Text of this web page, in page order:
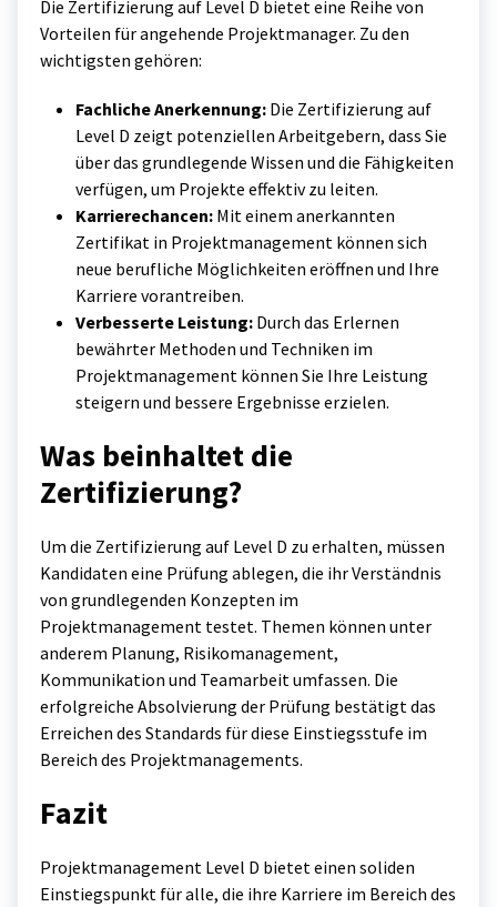
Die Zertifizierung auf Level D bietet eine Reihe von
Vorteilen für angehende Projektmanager. Zu den
wichtigsten gehören:
Fachliche Anerkennung: Die Zertifizierung auf
Level D zeigt potenziellen Arbeitgebern, dass Sie
über das grundlegende Wissen und die Fähigkeiten
verfügen, um Projekte effektiv zu leiten.
Karrierechancen: Mit einem anerkannten
Zertifikat in Projektmanagement können sich
neue berufliche Möglichkeiten eröffnen und Ihre
Karriere vorantreiben.
Verbesserte Leistung: Durch das Erlernen
bewährter Methoden und Techniken im
Projektmanagement können Sie Ihre Leistung
steigern und bessere Ergebnisse erzielen.
Was beinhaltet die
Zertifizierung?
Um die Zertifizierung auf Level D zu erhalten, müssen
Kandidaten eine Prüfung ablegen, die ihr Verständnis
von grundlegenden Konzepten im
Projektmanagement testet. Themen können unter
anderem Planung, Risikomanagement,
Kommunikation und Teamarbeit umfassen. Die
erfolgreiche Absolvierung der Prüfung bestätigt das
Erreichen des Standards für diese Einstiegsstufe im
Bereich des Projektmanagements.
Fazit
Projektmanagement Level D bietet einen soliden
Einstiegspunkt für alle, die ihre Karriere im Bereich des